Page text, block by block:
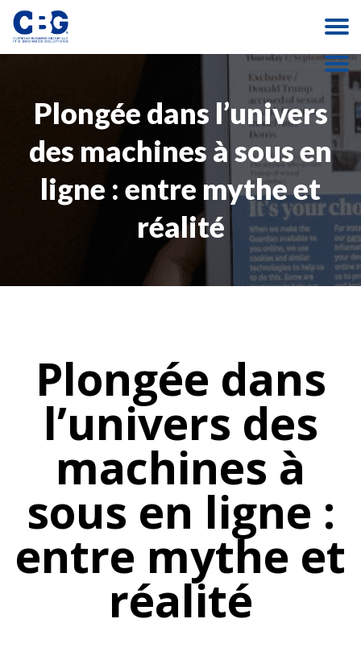
Plongée dans l’univers
des machines à sous en
ligne : entre mythe et
réalité
Plongée dans
l’univers des
machines à
sous en ligne :
entre mythe et
réalité